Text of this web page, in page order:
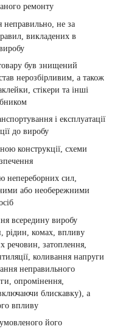
ремонту
неправильно, не за
викладених в
був знищений
нерозбірливим, а також
стікери та інші
і експлуатації
до виробу
конструкції, схеми
непереборних сил,
або необережними
всередину виробу
рідин, комах, впливу
речовин, затоплення,
коливання напруги
неправильного
опромінення,
блискавку), а
впливу
його